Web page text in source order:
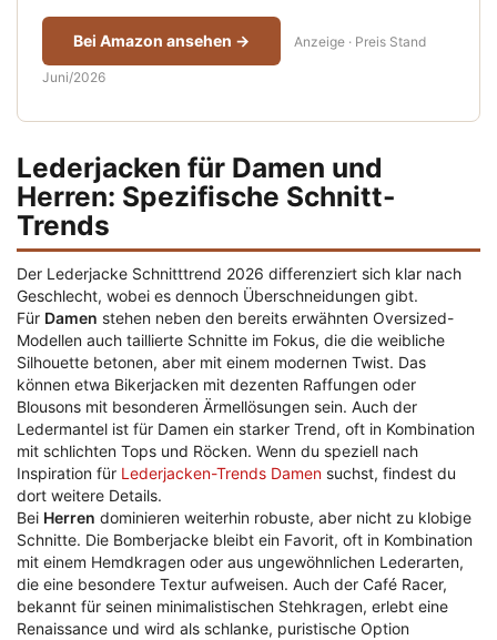
Bei Amazon ansehen → Anzeige · Preis Stand
Juni/2026
Lederjacken für Damen und
Herren: Spezifische Schnitt-
Trends
Der Lederjacke Schnitttrend 2026 differenziert sich klar nach
Geschlecht, wobei es dennoch Überschneidungen gibt.
Für Damen stehen neben den bereits erwähnten Oversized-
Modellen auch taillierte Schnitte im Fokus, die die weibliche
Silhouette betonen, aber mit einem modernen Twist. Das
können etwa Bikerjacken mit dezenten Raffungen oder
Blousons mit besonderen Ärmellösungen sein. Auch der
Ledermantel ist für Damen ein starker Trend, oft in Kombination
mit schlichten Tops und Röcken. Wenn du speziell nach
Inspiration für Lederjacken-Trends Damen suchst, findest du
dort weitere Details.
Bei Herren dominieren weiterhin robuste, aber nicht zu klobige
Schnitte. Die Bomberjacke bleibt ein Favorit, oft in Kombination
mit einem Hemdkragen oder aus ungewöhnlichen Lederarten,
die eine besondere Textur aufweisen. Auch der Café Racer,
bekannt für seinen minimalistischen Stehkragen, erlebt eine
Renaissance und wird als schlanke, puristische Option